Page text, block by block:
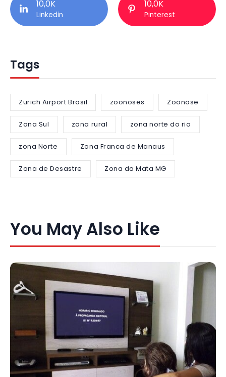
10,0K
Linkedin
10,0K
Pinterest
Tags
Zurich Airport Brasil zoonoses Zoonose
Zona Sul zona rural zona norte do rio
zona Norte Zona Franca de Manaus
Zona de Desastre Zona da Mata MG
You May Also Like